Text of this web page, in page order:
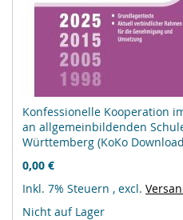
Konfessionelle Kooperation
an allgemeinbildenden
Württemberg (KoKo
0,00 €
Inkl. 7% Steuern , excl.
Nicht auf Lager